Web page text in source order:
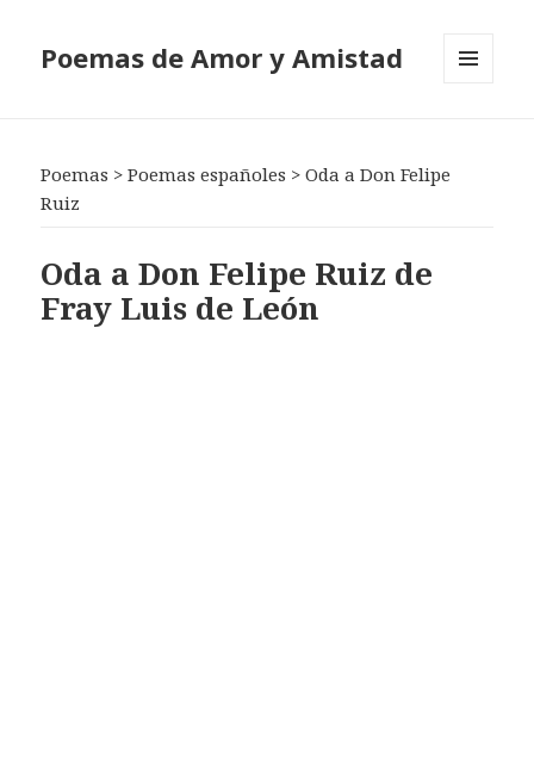
Poemas de Amor y Amistad
Poemas >Poemas españoles >Oda a Don Felipe
Ruiz
Oda a Don Felipe Ruiz de
Fray Luis de León